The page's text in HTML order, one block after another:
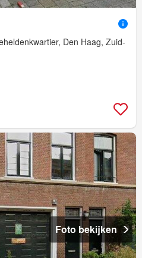
Den Haag, Zuid-
Foto bekijken